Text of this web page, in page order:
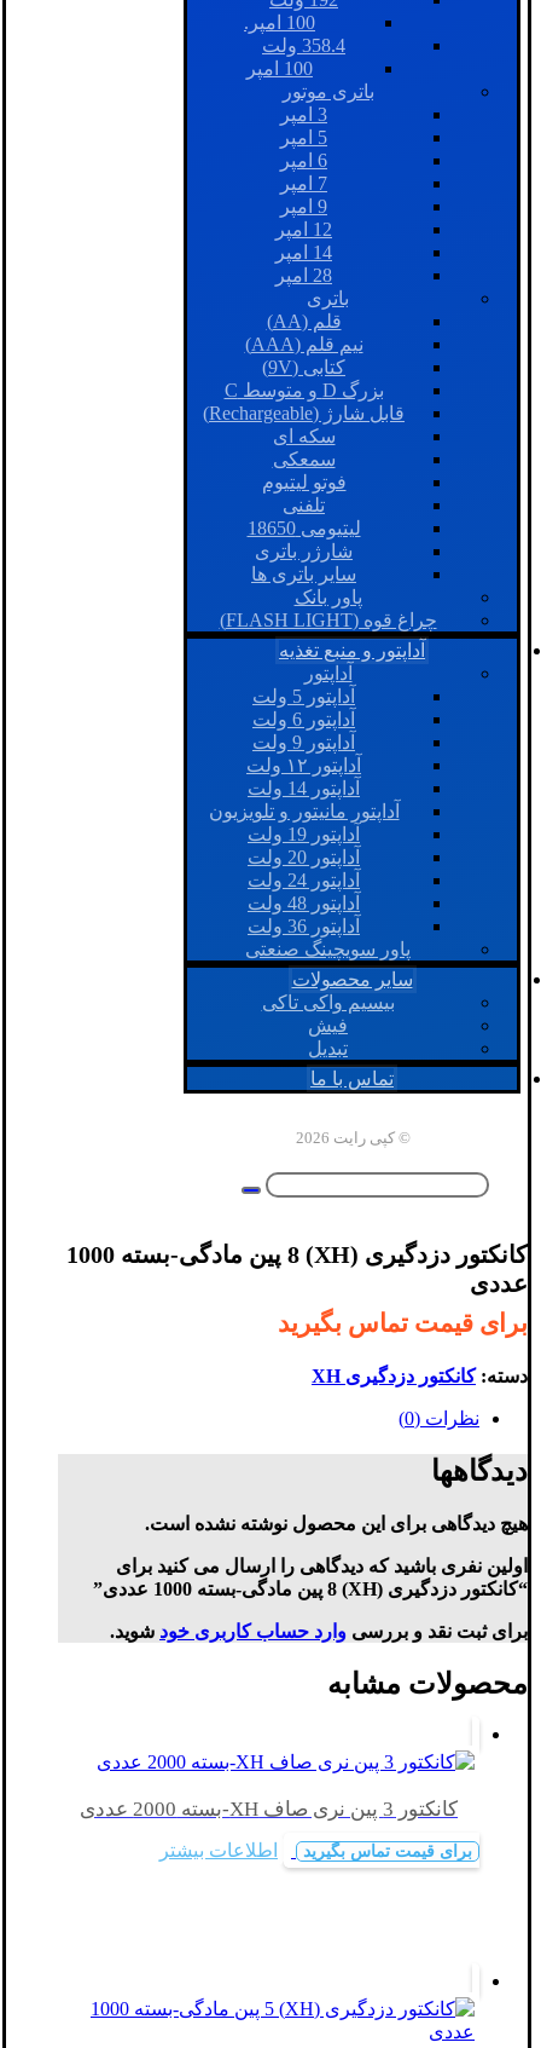
100 امپر.
358.4 ولت
100 امپر
باتری موتور
3 امپر
5 امپر
6 امپر
7 امپر
9 امپر
12 امپر
14 امپر
28 امپر
باتری
قلم (AA)
نیم قلم (AAA)
کتابی (9V)
بزرگ D و متوسط C
قابل شارژ (Rechargeable)
سکه ای
سمعکی
فوتو لیتیوم
تلفنی
لیتیومی 18650
شارژر باتری
سایر باتری ها
پاور بانک
چراغ قوه (FLASH LIGHT)
آداپتور و منبع تغذیه
آداپتور
آداپتور 5 ولت
آداپتور 6 ولت
آداپتور 9 ولت
آداپتور ۱۲ ولت
آداپتور 14 ولت
آداپتور مانیتور و تلویزیون
آداپتور 19 ولت
آداپتور 20 ولت
آداپتور 24 ولت
آداپتور 48 ولت
آداپتور 36 ولت
پاور سویچینگ صنعتی
سایر محصولات
بیسیم واکی تاکی
فیش
تبدیل
تماس با ما
© کپی رایت 2026
کانکتور دزدگیری (XH) 8 پین مادگی-بسته 1000
عددی
برای قیمت تماس بگیرید
دسته:کانکتور دزدگیری XH
نظرات (0)
دیدگاهها
هیچ دیدگاهی برای این محصول نوشته نشده است.
اولین نفری باشید که دیدگاهی را ارسال می کنید برای
“کانکتور دزدگیری (XH) 8 پین مادگی-بسته 1000 عددی”
برای ثبت نقد و بررسی وارد حساب کاربری خود شوید.
محصولات مشابه
کانکتور 3 پین نری صاف XH-بسته 2000 عددی
برای قیمت تماس بگیرید اطلاعات بیشتر